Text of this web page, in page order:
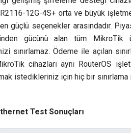
12G-4S+ orta ve büyük
güçlü seçenekler arasındadır.
gücünü alan tüm
sınırlamaz. Ödeme ile açılan
cihazları aynı RouterOS
istedikleriniz için hiç bir sınırlama
Test Sonuçları